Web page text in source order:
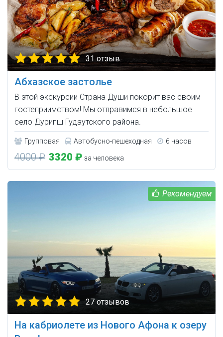
31 отзыв
Абхазское застолье
В этой экскурсии Страна Души покорит вас своим
гостеприимством! Мы отправимся в небольшое
село Дурипш Гудаутского района.
Групповая Автобусно-пешеходная 6 часов
4000 ₽ 3320 ₽ за человека
27 отзывов
На кабриолете из Нового Афона к озеру